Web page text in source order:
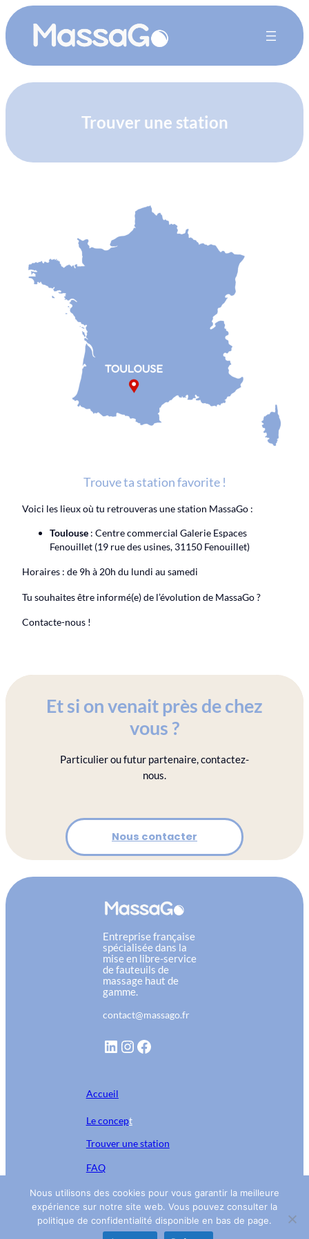
Trouver une station
Trouve ta station favorite !
Voici les lieux où tu retrouveras une station MassaGo :
Toulouse : Centre commercial Galerie Espaces
Fenouillet (19 rue des usines, 31150 Fenouillet)
Horaires : de 9h à 20h du lundi au samedi
Tu souhaites être informé(e) de l’évolution de MassaGo ?
Contacte-nous !
Et si on venait près de chez
vous ?
Particulier ou futur partenaire, contactez-
nous.
Nous contacter
Entreprise française
spécialisée dans la
mise en libre-service
de fauteuils de
massage haut de
gamme.
contact@massago.fr
LinkedIn Instagram Facebook
Accueil
Le concept
Trouver une station
FAQ
Contactez-nous
Mentions légales
Politique de confidentialité
Nous utilisons des cookies pour vous garantir la meilleure
expérience sur notre site web. Vous pouvez consulter la
politique de confidentialité disponible en bas de page.